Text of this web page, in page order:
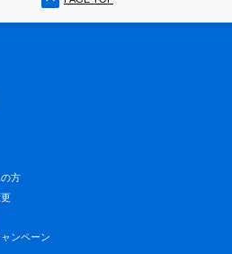
方
ンペーン